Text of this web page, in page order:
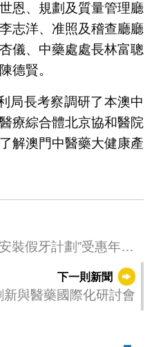
恩、規劃及質量管理廳
志洋、准照及稽查廳廳
儀、中藥處處長林富聰
德賢。
局長考察調研了本澳中
療綜合體北京協和醫院
解澳門中醫藥大健康產
裝假牙計劃”受惠年齡
下一則新聞
與醫藥國際化研討會